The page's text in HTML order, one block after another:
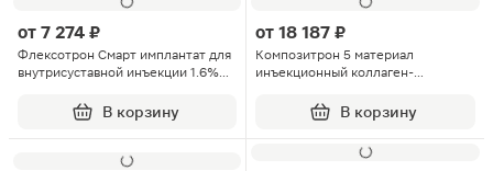
от 7 274 ₽
Флексотрон Смарт имплантат для
внутрисуставной инъекции 1.6%
В корзину
от 18 187 ₽
Композитрон 5 материал
инъекционный коллаген-
В корзину